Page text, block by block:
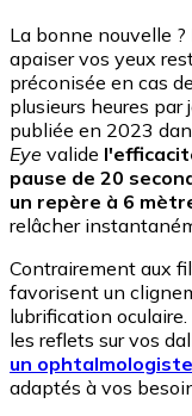
La bonne nouvelle
apaiser vos yeux
préconisée en cas
plusieurs heures par
publiée en 2023
Eye valide
pause de 20
un repère à 6
relâcher
Contrairement aux
favorisent un
lubrification
les reflets sur vos
un ophtalmologiste
adaptés à vos